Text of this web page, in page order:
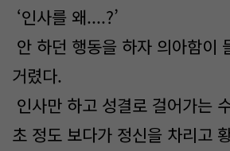
‘인사를 왜....?’
안 하던 행동을 하자 의아함이
거렸다.
인사만 하고 성결로 걸어가는
초 정도 보다가 정신을 차리고